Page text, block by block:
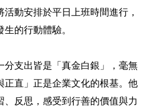
動安排於平日上班時間進行，
的行動體驗。
分支出皆是「真金白銀」，毫無
正直」正是企業文化的根基。他
反思，感受到行善的價值與力